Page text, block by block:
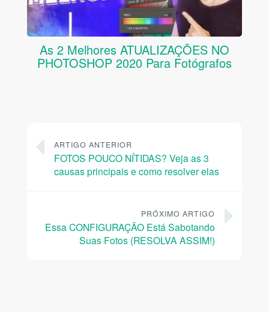
As 2 Melhores ATUALIZAÇÕES NO
PHOTOSHOP 2020 Para Fotógrafos
ARTIGO ANTERIOR
FOTOS POUCO NÍTIDAS? Veja as 3
causas principais e como resolver elas
PRÓXIMO ARTIGO
Essa CONFIGURAÇÃO Está Sabotando
Suas Fotos (RESOLVA ASSIM!)